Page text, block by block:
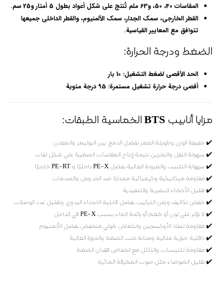
المقاسات 40، 50، و63 ملم تُنتج على شكل أعواد بطول 5 أمتار و25 سم
.
القطر الخارجي، سمك الجدار، سمك الألمنيوم، والقطر الداخلي جميعها
تتوافق مع المعايير القياسية.
الضغط ودرجة الحرارة:
الحد الأقصى لضغط التشغيل: 10 بار
أقصى درجة حرارة تشغيل مستمرة: 95 درجة مئوية
مزايا أنابيب BTS الخماسية الطبقات:
✔️ خفيفة الوزن وطويلة العمر بفضل الدمج بين البوليمر والمعدن
✔️ سهولة النقل والتخزين نتيجة إنتاج المقاسات الصغيرة على شكل لفات
✔️ سهولة التثبيت والمرونة العالية بفضل PE-X داخليًا و PE-RT خارجيًا
✔️ مقاومة ميكانيكية وكيميائية ممتازة ضد الخدوش والصدمات
✔️ تقليل الأخطاء البشرية والتنفيذية
✔️ خفض تكاليف وزمن التركيب بفضل قابلية الانحناء اليدوي وتقليل عدد الوصلات
✔️ لا تؤثر على لون أو طعم أو رائحة الماء بسبب PE-X في الداخل
✔️ مقاومة لنفاذ الأوكسجين وانكماش طولي منخفض بفضل الألمنيوم
✔️ ناقلية حرارية مثالية ومتانة تحت الضغط والحرارة العالية
✔️ مقاومة للترسبات والتآكل مع انخفاض فقدان الضغط
✔️ تقليل الضوضاء مثل صوت المطرقة المائية